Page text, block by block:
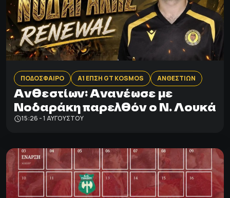
ΠΟΔΟΣΦΑΙΡΟ Α1 ΕΠΣΗ GT KOSMOS ΑΝΘΕΣΤΙΩΝ
Ανθεστίων: Aνανέωσε με
Νοδαράκη παρελθόν ο Ν. Λουκά
15:26 - 1 ΑΥΓΟΎΣΤΟΥ